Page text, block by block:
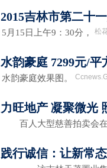
2015吉林市第二十
5月15日上午9：30分， 松
水韵豪庭 7299元/平
水韵豪庭效果图。
力旺地产 凝聚微光
百人大型慈善拍卖会
践行诚信：让新常